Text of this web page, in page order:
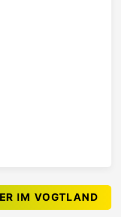
IM VOGTLAND